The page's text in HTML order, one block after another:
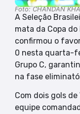
Foto: CHANDAN
A Seleção
mata da Copa
confirmou o
0 nesta quarta-
Grupo C,
na fase
Com dois gols
equipe